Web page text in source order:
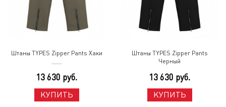
Штаны TYPES Zipper Pants Хаки
13 630 руб.
КУПИТЬ
Штаны TYPES Zipper Pants
Черный
13 630 руб.
КУПИТЬ